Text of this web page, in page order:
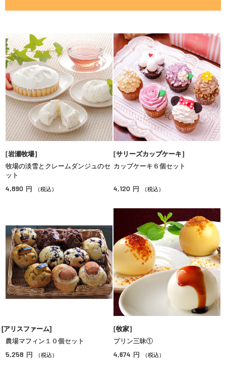
［岩瀬牧場］
牧場の淡雪とクレームダンジュのセ
ット
4,890 円 （税込）
［サリーズカップケーキ］
カップケーキ６個セット
4,120 円 （税込）
[アリスファーム]
農場マフィン１０個セット
5,258 円 （税込）
［牧家］
プリン三昧①
4,674 円 （税込）